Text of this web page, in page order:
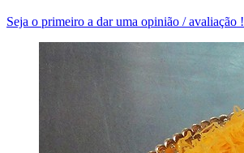
Seja o primeiro a dar uma opinião / avaliação !